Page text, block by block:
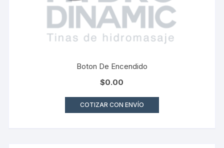
Boton De Encendido
$0.00
COTIZAR CON ENVÍO